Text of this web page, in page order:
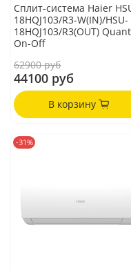
Сплит-система Haier
18HQJ103/R3-W(IN)/HSU-
18HQJ103/R3(OUT)
On-Off
62900 руб
44100 руб
В корзину
-31%